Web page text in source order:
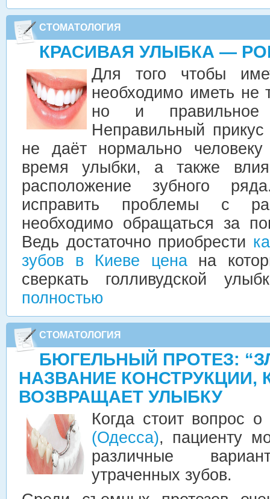
СТОМАТОЛОГИЯ
КРАСИВАЯ УЛЫБКА —
Для того чтобы
необходимо иметь не
но и правильное
Неправильный
не даёт нормально человеку
время улыбки, а также
расположение зубного
исправить проблемы с
необходимо обращаться за
Ведь достаточно приобрести
зубов в Киеве ценана
сверкать голливудской
полностью
СТОМАТОЛОГИЯ
БЮГЕЛЬНЫЙ ПРОТЕЗ:
НАЗВАНИЕ КОНСТРУКЦИИ,
ВОЗВРАЩАЕТ УЛЫБКУ
Когда стоит вопрос о
(Одесса), пациенту
различные
утраченных зубов.